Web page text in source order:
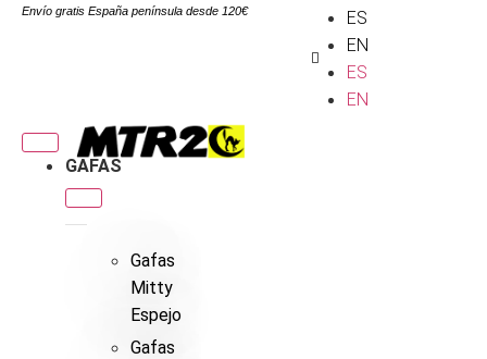
Envío gratis España península desde 120€
ES
EN
ES
EN
GAFAS
Gafas
Mitty
Espejo
Gafas